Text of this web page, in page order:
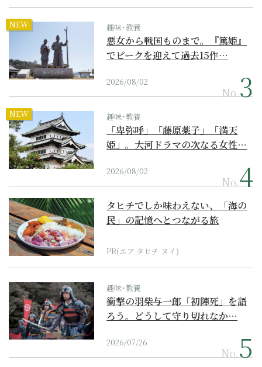
NEW 趣味･教養
悪女から戦国ものまで。『篤姫』
でピークを迎えて過去15作…
2026/08/02
No.
NEW 趣味･教養
「卑弥呼」「藤原薬子」「満天
姫」。大河ドラマの次なる女性…
2026/08/02
No.
タヒチでしか味わえない、「海の
民」の記憶へとつながる旅
PR(エア タヒチ ヌイ)
趣味･教養
衝撃の羽柴与一郎「初陣死」を語
ろう。どうして守り切れなか…
2026/07/26
No.